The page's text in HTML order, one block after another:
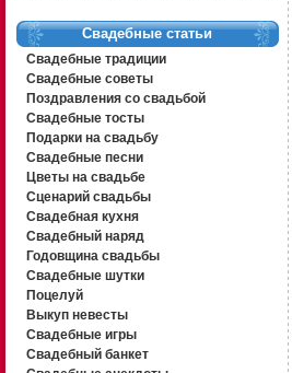
Свадебные статьи
Свадебные традиции
Свадебные советы
Поздравления со свадьбой
Свадебные тосты
Подарки на свадьбу
Свадебные песни
Цветы на свадьбе
Сценарий свадьбы
Свадебная кухня
Свадебный наряд
Годовщина свадьбы
Свадебные шутки
Поцелуй
Выкуп невесты
Свадебные игры
Свадебный банкет